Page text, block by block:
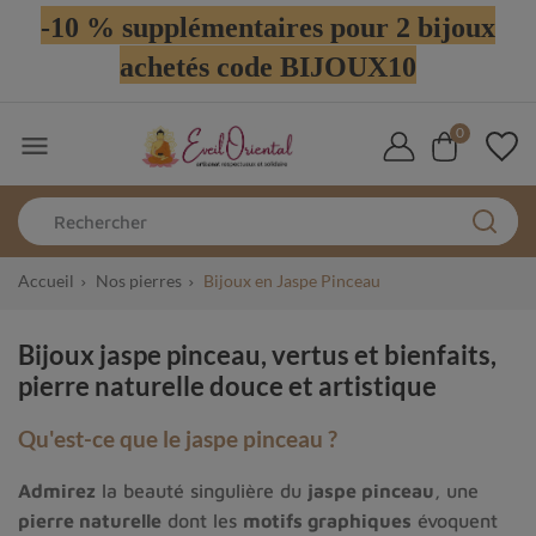
-10 % supplémentaires pour 2 bijoux
achetés code BIJOUX10
 0
Accueil Nos pierres Bijoux en Jaspe Pinceau
Bijoux jaspe pinceau, vertus et bienfaits,
pierre naturelle douce et artistique
Qu'est-ce que le jaspe pinceau ?
Admirez la beauté singulière du jaspe pinceau , une
pierre naturelle dont les motifs graphiques évoquent